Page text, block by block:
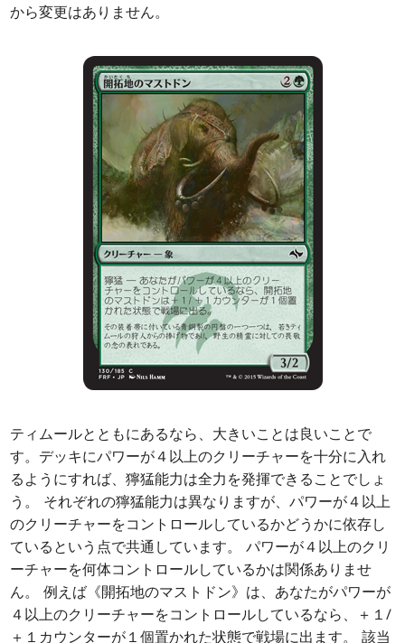
から変更はありません。
ティムールとともにあるなら、大きいことは良いことで
す。デッキにパワーが４以上のクリーチャーを十分に入れ
るようにすれば、獰猛能力は全力を発揮できることでしょ
う。 それぞれの獰猛能力は異なりますが、パワーが４以上
のクリーチャーをコントロールしているかどうかに依存し
ているという点で共通しています。 パワーが４以上のクリ
ーチャーを何体コントロールしているかは関係ありませ
ん。 例えば《開拓地のマストドン》は、あなたがパワーが
４以上のクリーチャーをコントロールしているなら、＋１/
＋１カウンターが１個置かれた状態で戦場に出ます。 該当